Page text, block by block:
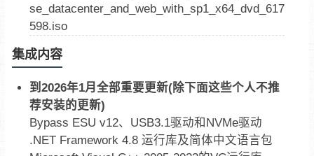
se_datacenter_and_web_with_sp1_x64_dvd_617
598.iso
集成内容
到2026年1月全部重要更新(除下面这些个人不推
荐安装的更新)
Bypass ESU v12、USB3.1驱动和NVMe驱动
.NET Framework 4.8 运行库及简体中文语言包